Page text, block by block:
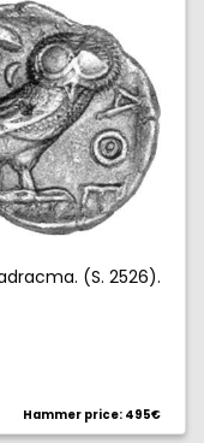
(S. 2526).
Hammer price: 495€